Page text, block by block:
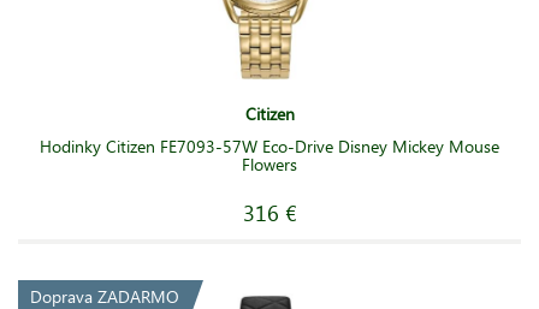
Citizen
Hodinky Citizen FE7093-57W Eco-Drive Disney Mickey Mouse
Flowers
316 €
Doprava ZADARMO